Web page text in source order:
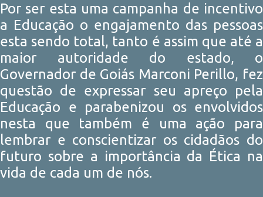
Por ser esta uma campanha de incentivo
a Educação o engajamento das pessoas
esta sendo total, tanto é assim que até a
maior autoridade do estado, o
Governador de Goiás Marconi Perillo, fez
questão de expressar seu apreço pela
Educação e parabenizou os envolvidos
nesta que também é uma ação para
lembrar e conscientizar os cidadãos do
futuro sobre a importância da Ética na
vida de cada um de nós.